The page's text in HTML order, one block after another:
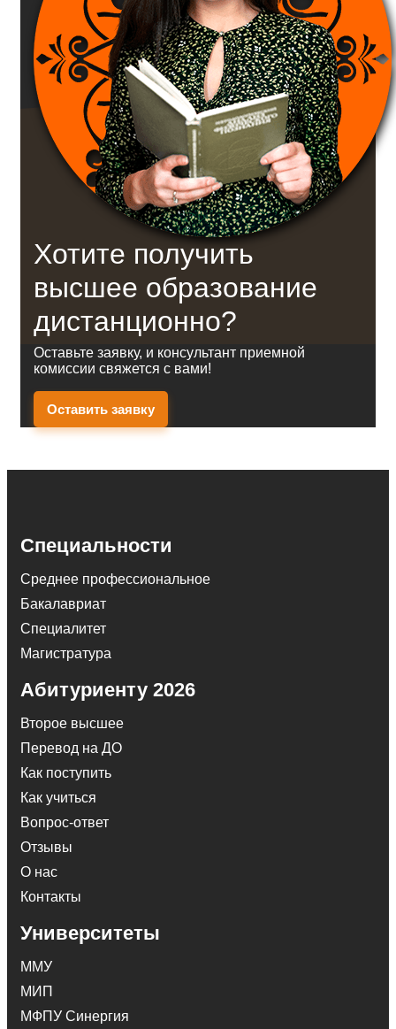
Хотите получить
высшее образование
дистанционно?
Оставьте заявку, и консультант приемной
комиссии свяжется с вами!
Оставить заявку
Специальности
Среднее профессиональное
Бакалавриат
Специалитет
Магистратура
Абитуриенту 2026
Второе высшее
Перевод на ДО
Как поступить
Как учиться
Вопрос-ответ
Отзывы
О нас
Контакты
Университеты
ММУ
МИП
МФПУ Синергия